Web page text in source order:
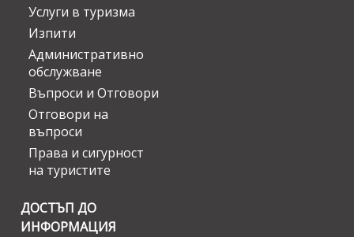
Услуги в туризма
Изпити
Административно
обслужване
Въпроси и Отговори
Отговори на
въпроси
Права и сигурност
на туристите
ДОСТЪП ДО
ИНФОРМАЦИЯ